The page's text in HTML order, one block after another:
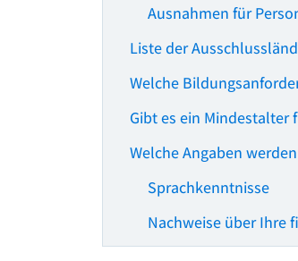
Ausnahmen für
Liste der
Welche
Gibt es ein Mindestalter
Welche Angaben
Sprachkenntnisse
Nachweise über Ihre